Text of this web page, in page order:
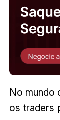
No mundo
os traders